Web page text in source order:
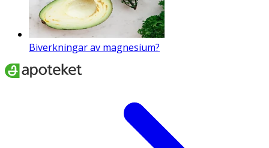
Biverkningar av magnesium?